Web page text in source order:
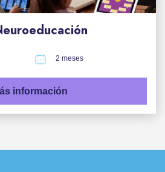
2 meses
información